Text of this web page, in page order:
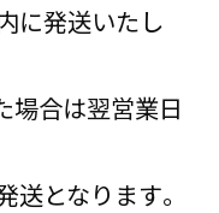
に発送いたし
場合は翌営業日
送となります。